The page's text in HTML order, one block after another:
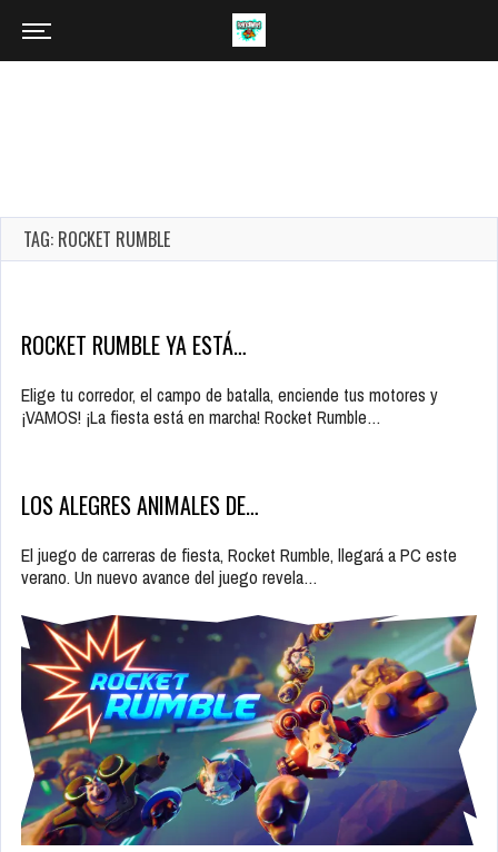
TAG: ROCKET RUMBLE
ROCKET RUMBLE YA ESTÁ…
Elige tu corredor, el campo de batalla, enciende tus motores y
¡VAMOS! ¡La fiesta está en marcha! Rocket Rumble…
LOS ALEGRES ANIMALES DE…
El juego de carreras de fiesta, Rocket Rumble, llegará a PC este
verano. Un nuevo avance del juego revela…